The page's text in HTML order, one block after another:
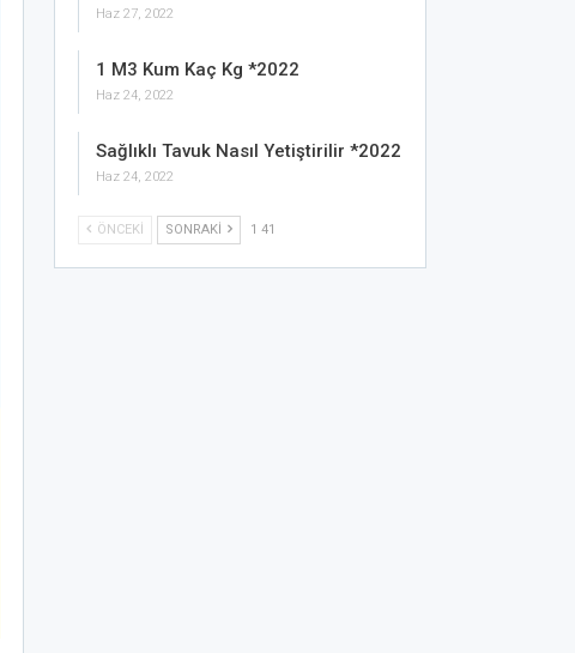
Haz 27, 2022
1 M3 Kum Kaç Kg *2022
Haz 24, 2022
Sağlıklı Tavuk Nasıl Yetiştirilir *2022
Haz 24, 2022
ÖNCEKI SONRAKI 1 41